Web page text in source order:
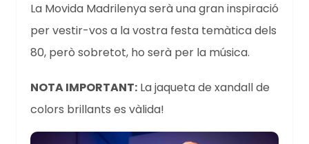
La Movida Madrilenya serà una gran inspiració
per vestir-vos a la vostra festa temàtica dels
80, però sobretot, ho serà per la música.
NOTA IMPORTANT: La jaqueta de xandall de
colors brillants es vàlida!